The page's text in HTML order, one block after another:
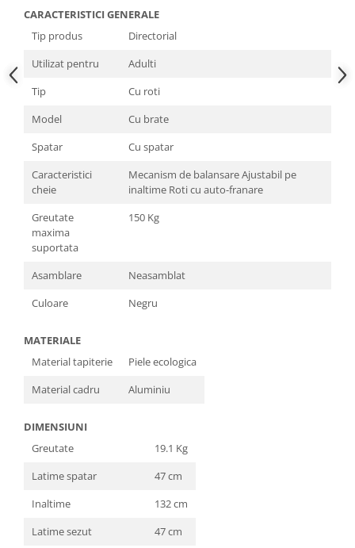
CARACTERISTICI GENERALE
Tip produs
Directorial
Utilizat pentru
Adulti
Tip
Cu roti
Model
Cu brate
Spatar
Cu spatar
Caracteristici
cheie
Mecanism de balansare Ajustabil pe
inaltime Roti cu auto-franare
Greutate
maxima
suportata
150 Kg
Asamblare
Neasamblat
Culoare
Negru
MATERIALE
Material tapiterie
Piele ecologica
Material cadru
Aluminiu
DIMENSIUNI
Greutate
19.1 Kg
Latime spatar
47 cm
Inaltime
132 cm
Latime sezut
47 cm